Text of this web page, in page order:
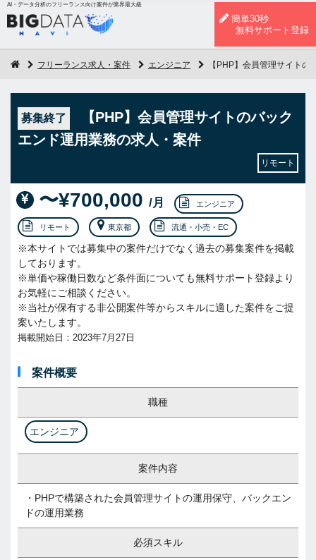
AI・データ分析のフリーランス向け案件が業界最大級
簡単30秒
無料サポート登録
フリーランス求人・案件 エンジニア 【PHP】会員管理サイト
募集終了
【PHP】会員管理サイトのバック
エンド運用業務の求人・案件
リモート
〜¥700,000 /月 エンジニア
リモート 東京都 流通・小売・EC
※本サイトでは募集中の案件だけでなく過去の募集案件を掲載
しております。
※単価や稼働日数など条件面についても無料サポート登録より
お気軽にご相談ください。
※当社が保有する非公開案件等からスキルに適した案件をご提
案いたします。
掲載開始日：2023年7月27日
案件概要
職種
エンジニア
案件内容
・PHPで構築された会員管理サイトの運用保守、バックエン
ドの運用業務
必須スキル